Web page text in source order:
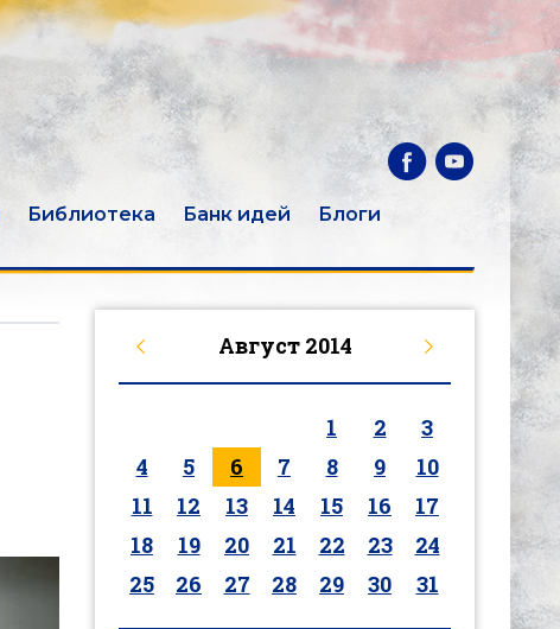
Библиотека Банк идей
Блоги
Август 2014
1 2
3
4
5 6 7 8 9
10
11
12 13 14 15 16
17
18
19 20 21 22 23
24
25
26 27 28 29 30 31